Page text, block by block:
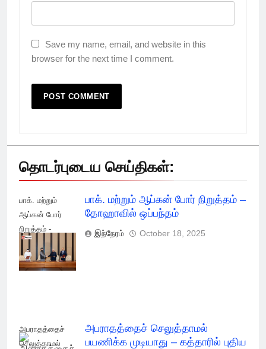
Save my name, email, and website in this
browser for the next time I comment.
தொடர்புடைய செய்திகள்:
பாக். மற்றும்
ஆப்கன் போர்
நிறுத்தம் -
தோஹாவில்
ஒப்பந்தம்
பாக். மற்றும் ஆப்கன் போர் நிறுத்தம் –
தோஹாவில் ஒப்பந்தம்
இந்நேரம் October 18, 2025
அபராதத்தைச்
செலுத்தாமல்
அபராதத்தைச் செலுத்தாமல்
பயணிக்க முடியாது – கத்தாரில் புதிய